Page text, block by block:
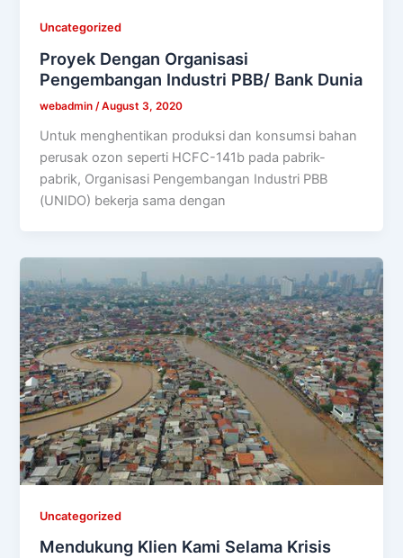
Uncategorized
Proyek Dengan Organisasi
Pengembangan Industri PBB/ Bank Dunia
webadmin/August 3, 2020
Untuk menghentikan produksi dan konsumsi bahan
perusak ozon seperti HCFC-141b pada pabrik-
pabrik, Organisasi Pengembangan Industri PBB
(UNIDO) bekerja sama dengan
Uncategorized
Mendukung Klien Kami Selama Krisis